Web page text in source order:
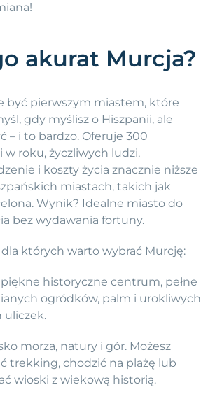
akurat Murcja?
być pierwszym miastem, które
gdy myślisz o Hiszpanii, ale
– i to bardzo. Oferuje 300
w roku, życzliwych ludzi,
i koszty życia znacznie niższe
miastach, takich jak
Wynik? Idealne miasto do
bez wydawania fortuny.
których warto wybrać Murcję:
historyczne centrum, pełne
ogródków, palm i urokliwych
uliczek.
morza, natury i gór. Możesz
trekking, chodzić na plażę lub
wioski z wiekową historią.